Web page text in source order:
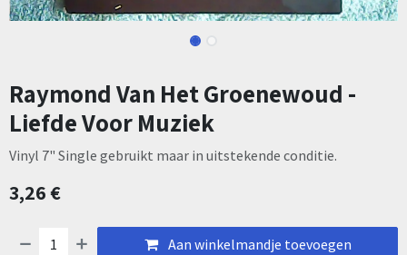
Raymond Van Het Groenewoud -
Liefde Voor Muziek
Vinyl 7" Single gebruikt maar in uitstekende conditie.
3,26€
Aan winkelmandje toevoegen